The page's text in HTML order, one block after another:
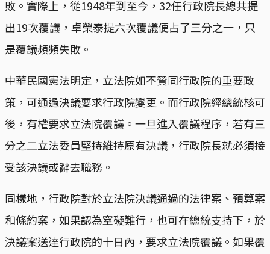
敗。實際上，從1948年到至今，32任行政院長總共提
出19次覆議，卓榮泰提六次覆議便占了三分之一，只
是覆議頻頻失敗。
中華民國憲法明定，立法院如不贊同行政院的重要政
策，可通過決議要求行政院變更。而行政院經總統核可
後，有權要求立法院覆議。一旦進入覆議程序，若有三
分之二立法委員堅持維持原有決議，行政院長就必須接
受該決議或辭去職務。
同樣地，行政院對於立法院決議通過的法律案、預算案
和條約案，如果認為窒礙難行，也可在總統支持下，於
決議案送達行政院的十日內，要求立法院覆議。如果覆